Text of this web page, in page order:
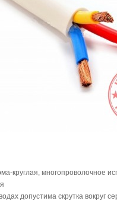
круглая, многопроволочное
допустима скрутка вокруг